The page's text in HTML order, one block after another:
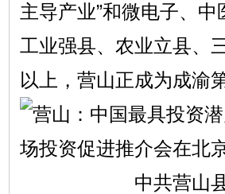
主导产业”和微电子、
工业强县、农业立县、
以上，营山正成为成
中共营山